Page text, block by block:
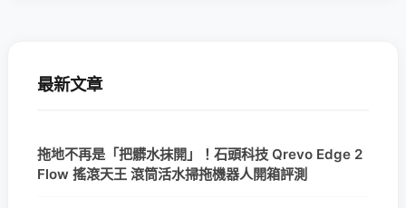
最新文章
拖地不再是「把髒水抹開」！石頭科技 Qrevo Edge 2
Flow 搖滾天王 滾筒活水掃拖機器人開箱評測